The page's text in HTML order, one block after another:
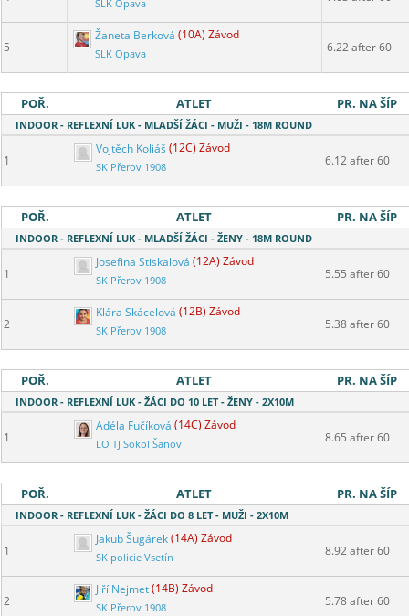
SLK Opava
5
Žaneta Berková (10A) Závod
SLK Opava 6.22 after 60
POŘ. ATLET PR. NA ŠÍP
INDOOR - REFLEXNÍ LUK - MLADŠÍ ŽÁCI - MUŽI - 18M ROUND
1
Vojtěch Koliáš (12C) Závod
SK Přerov 1908 6.12 after 60
POŘ. ATLET PR. NA ŠÍP
INDOOR - REFLEXNÍ LUK - MLADŠÍ ŽÁCI - ŽENY - 18M ROUND
1
Josefina Stiskalová (12A) Závod
SK Přerov 1908 5.55 after 60
2
Klára Skácelová (12B) Závod
SK Přerov 1908 5.38 after 60
POŘ. ATLET PR. NA ŠÍP
INDOOR - REFLEXNÍ LUK - ŽÁCI DO 10 LET - ŽENY - 2X10M
1
Adéla Fučíková (14C) Závod
LO TJ Sokol Šanov 8.65 after 60
POŘ. ATLET PR. NA ŠÍP
INDOOR - REFLEXNÍ LUK - ŽÁCI DO 8 LET - MUŽI - 2X10M
1
Jakub Šugárek(14A) Závod
SK policie Vsetín 8.92 after 60
2
Jiří Nejmet(14B) Závod
SK Přerov 1908 5.78 after 60